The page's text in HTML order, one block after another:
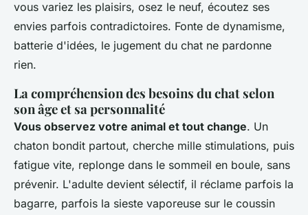
vous variez les plaisirs, osez le neuf, écoutez ses
envies parfois contradictoires. Fonte de dynamisme,
batterie d'idées, le jugement du chat ne pardonne
rien.
La compréhension des besoins du chat selon
son âge et sa personnalité
Vous observez votre animal et tout change. Un
chaton bondit partout, cherche mille stimulations, puis
fatigue vite, replonge dans le sommeil en boule, sans
prévenir. L'adulte devient sélectif, il réclame parfois la
bagarre, parfois la sieste vaporeuse sur le coussin